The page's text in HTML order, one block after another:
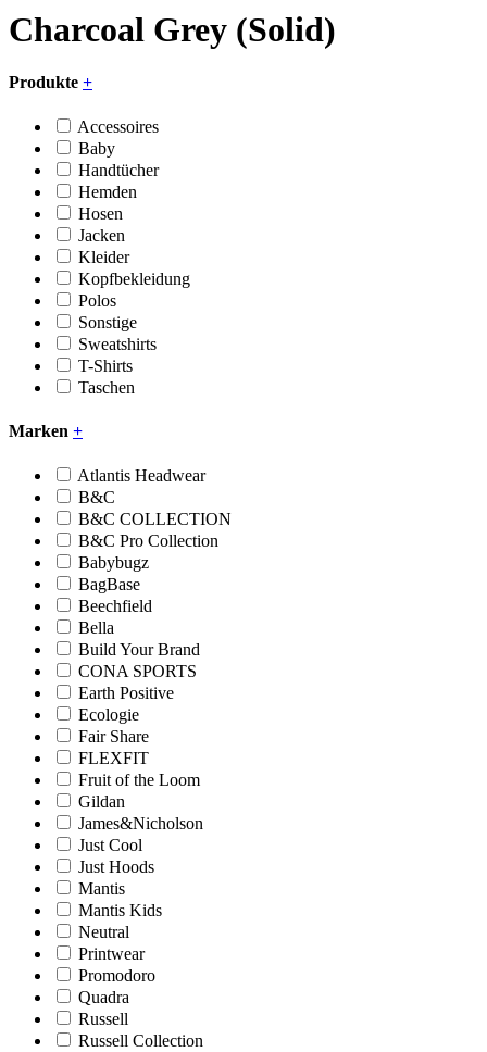
Charcoal Grey (Solid)
Produkte +
Accessoires
Baby
Handtücher
Hemden
Hosen
Jacken
Kleider
Kopfbekleidung
Polos
Sonstige
Sweatshirts
T-Shirts
Taschen
Marken +
Atlantis Headwear
B&C
B&C COLLECTION
B&C Pro Collection
Babybugz
BagBase
Beechfield
Bella
Build Your Brand
CONA SPORTS
Earth Positive
Ecologie
Fair Share
FLEXFIT
Fruit of the Loom
Gildan
James&Nicholson
Just Cool
Just Hoods
Mantis
Mantis Kids
Neutral
Printwear
Promodoro
Quadra
Russell
Russell Collection